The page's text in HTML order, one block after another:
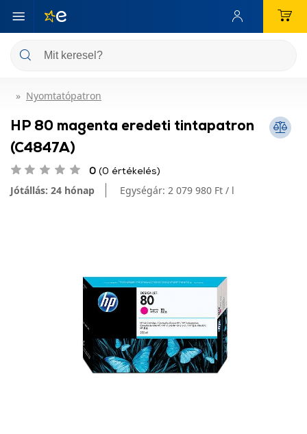
Nyomtatópatron
HP 80 magenta eredeti tintapatron
(C4847A)
0 (0 értékelés)
Jótállás: 24 hónap Egységár: 2 079 980 Ft / l